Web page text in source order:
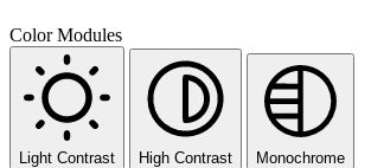
Color Modules
Light Contrast High Contrast Monochrome